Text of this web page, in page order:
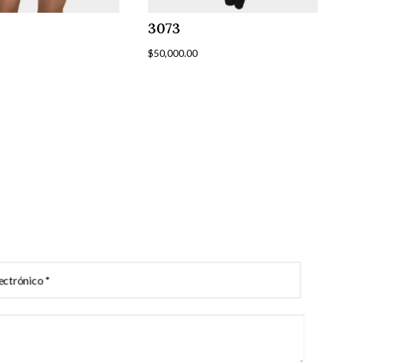
3073
$50,000.00